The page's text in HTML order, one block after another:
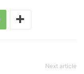
Next article